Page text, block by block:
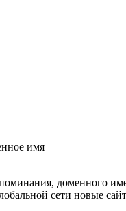
имя
доменного
сети новые